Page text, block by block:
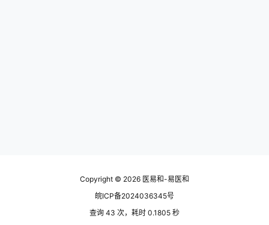
Copyright © 2026 医易和-易医和
皖ICP备2024036345号
查询 43 次，耗时 0.1805 秒